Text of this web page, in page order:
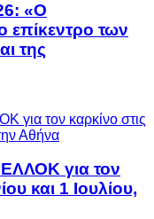
«Ο
επίκεντρο των
της
ΕΛΛΟΚ για τον
και 1 Ιουλίου,